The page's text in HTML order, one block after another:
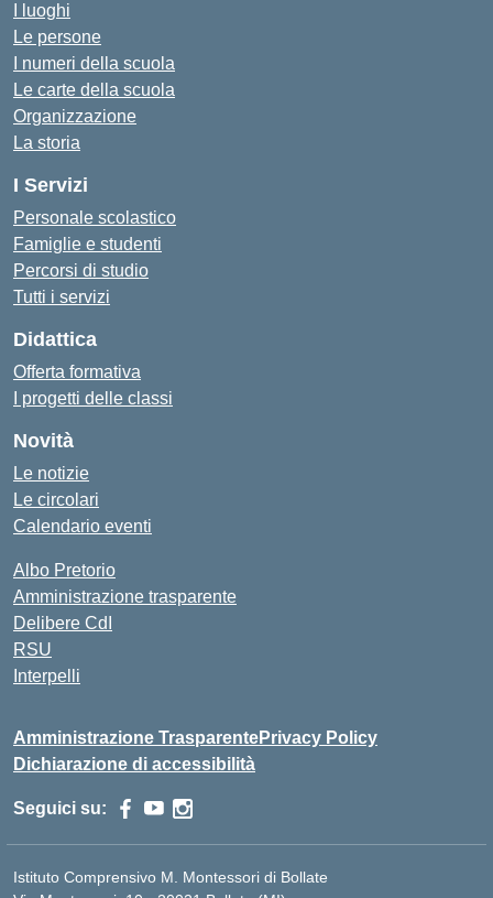
I luoghi
Le persone
I numeri della scuola
Le carte della scuola
Organizzazione
La storia
I Servizi
Personale scolastico
Famiglie e studenti
Percorsi di studio
Tutti i servizi
Didattica
Offerta formativa
I progetti delle classi
Novità
Le notizie
Le circolari
Calendario eventi
Albo Pretorio
Amministrazione trasparente
Delibere CdI
RSU
Interpelli
Amministrazione TrasparentePrivacy Policy
Dichiarazione di accessibilità
Seguici su:
Istituto Comprensivo M. Montessori di Bollate